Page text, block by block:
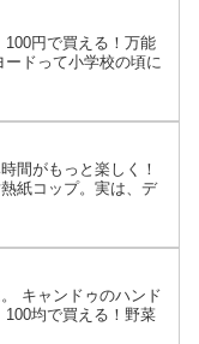
円で買える！万能
ドって小学校の頃に
間がもっと楽しく！
紙コップ。実は、デ
キャンドゥのハンド
均で買える！野菜